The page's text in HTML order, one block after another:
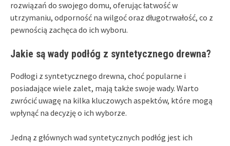
rozwiązań do swojego domu, oferując łatwość w
utrzymaniu, odporność na wilgoć oraz długotrwałość, co z
pewnością zachęca do ich wyboru.
Jakie są wady podłóg z syntetycznego drewna?
Podłogi z syntetycznego drewna, choć popularne i
posiadające wiele zalet, mają także swoje wady. Warto
zwrócić uwagę na kilka kluczowych aspektów, które mogą
wpłynąć na decyzję o ich wyborze.
Jedną z głównych wad syntetycznych podłóg jest ich